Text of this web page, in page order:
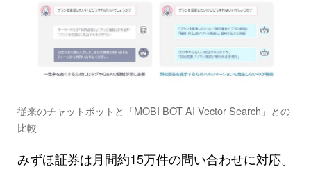
従来のチャットボットと「MOBI BOT AI Vector Search」との
比較
みずほ証券は月間約15万件の問い合わせに対応。